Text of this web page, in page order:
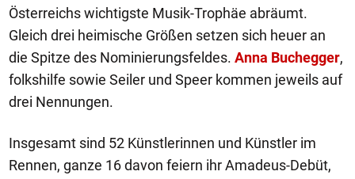
Österreichs wichtigste Musik-Trophäe abräumt.
Gleich drei heimische Größen setzen sich heuer an
die Spitze des Nominierungsfeldes. Anna Buchegger,
folkshilfe sowie Seiler und Speer kommen jeweils auf
drei Nennungen.
Insgesamt sind 52 Künstlerinnen und Künstler im
Rennen, ganze 16 davon feiern ihr Amadeus-Debüt,